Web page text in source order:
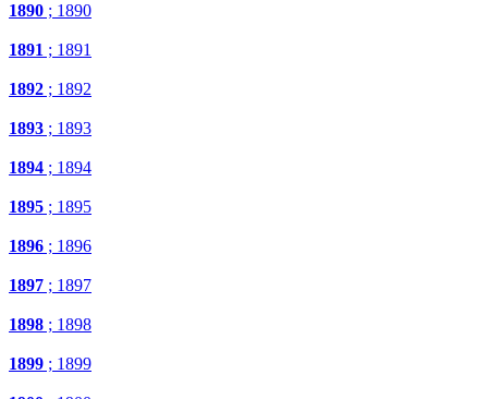
1890 ; 1890
1891 ; 1891
1892 ; 1892
1893 ; 1893
1894 ; 1894
1895 ; 1895
1896 ; 1896
1897 ; 1897
1898 ; 1898
1899 ; 1899